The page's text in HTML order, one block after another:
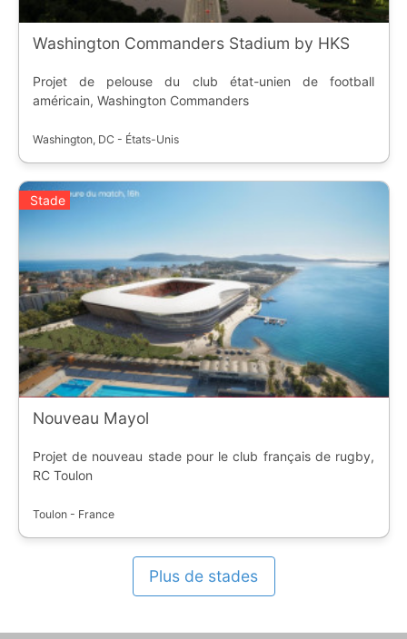
Washington Commanders Stadium by HKS
Projet de pelouse du club état-unien de football
américain, Washington Commanders
Washington, DC - États-Unis
Stade
Nouveau Mayol
Projet de nouveau stade pour le club français de rugby,
RC Toulon
Toulon - France
Plus de stades